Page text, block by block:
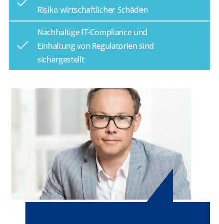
Risiko wirtschaftlicher Schäden
Nachhaltige IT-Compliance und
Einhaltung von Regulatorien sind
sichergestellt